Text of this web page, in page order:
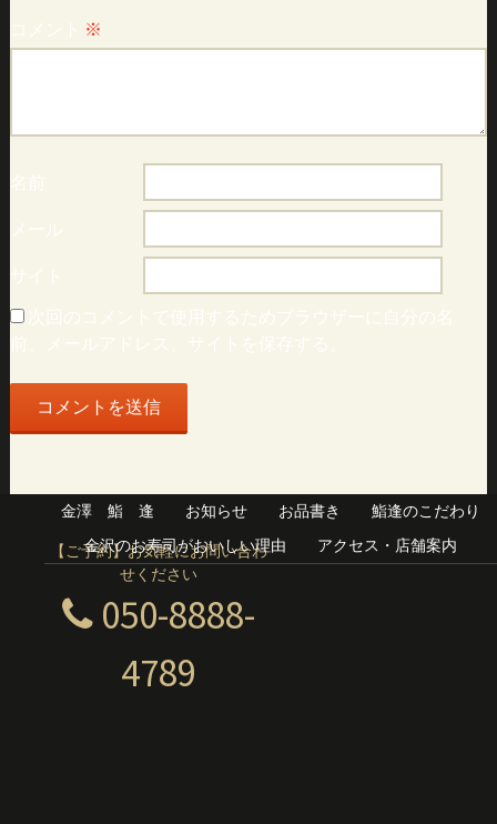
コメント ※
名前
メール
サイト
次回のコメントで使用するためブラウザーに自分の名
前、メールアドレス、サイトを保存する。
【ご予約】お気軽にお問い合わ
せください
050-8888-
4789
金澤 鮨 逢 お知らせ お品書き
鮨逢のこだわり
金沢のお寿司がおいしい理由
アクセス・店舗案内